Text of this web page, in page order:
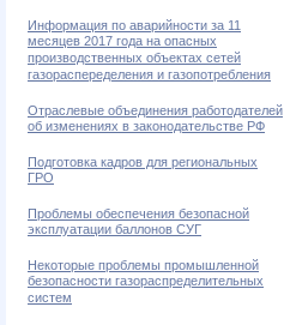
Информация по аварийности за 11
месяцев 2017 года на опасных
производственных объектах сетей
газораспеределения и газопотребления
Отраслевые объединения работодателей
об изменениях в законодательстве РФ
Подготовка кадров для региональных
ГРО
Проблемы обеспечения безопасной
эксплуатации баллонов СУГ
Некоторые проблемы промышленной
безопасности газораспределительных
систем